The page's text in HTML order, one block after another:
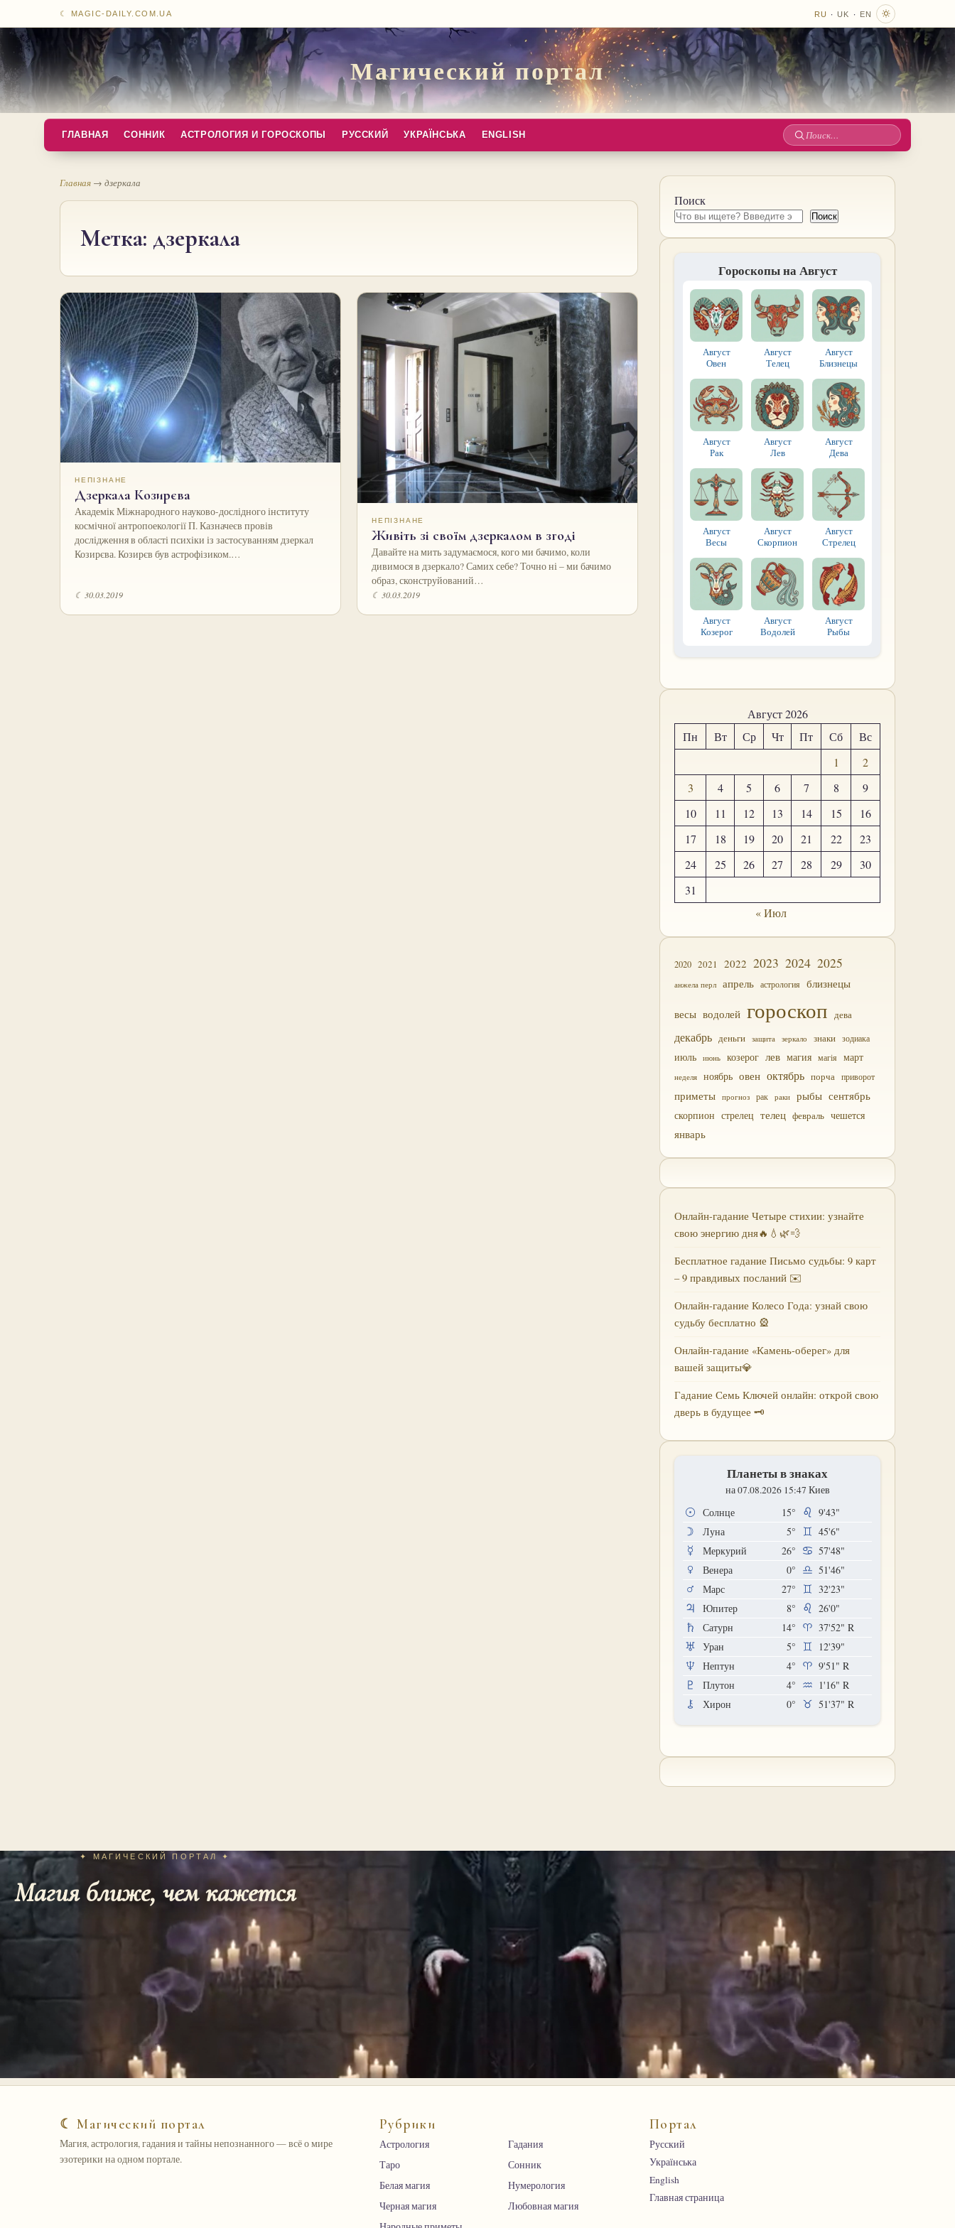
☾ MAGIC-DAILY.COM.UA RU · UK · EN
Магический портал
ГЛАВНАЯ СОННИК АСТРОЛОГИЯ И ГОРОСКОПЫ РУССКИЙ УКРАЇНСЬКА ENGLISH
Поиск
Главная → дзеркала
Метка: дзеркала
НЕПІЗНАНЕ
Дзеркала Козирєва
Академік Міжнародного науково-дослідного інституту
космічної антропоекології П. Казначеєв провів
дослідження в області психіки із застосуванням дзеркал
Козирєва. Козирєв був астрофізиком.…
☾ 30.03.2019
НЕПІЗНАНЕ
Живіть зі своїм дзеркалом в згоді
Давайте на мить задумаємося, кого ми бачимо, коли
дивимося в дзеркало? Самих себе? Точно ні – ми бачимо
образ, сконструйований…
☾ 30.03.2019
Поиск
Поиск
Гороскопы на Август
Август
Овен
Август
Телец
Август
Близнецы
Август
Рак
Август
Лев
Август
Дева
Август
Весы
Август
Скорпион
Август
Стрелец
Август
Козерог
Август
Водолей
Август
Рыбы
Август 2026
Пн
Вт Ср Чт Пт Сб
Вс
1
2
3
4 5 6 7 8
9
10
11 12 13 14 15
16
17
18 19 20 21 22
23
24
25 26 27 28 29
30
31
« Июл
2020 2021 2022 2023 2024 2025
анжела перл апрель астрология близнецы
весы водолей гороскоп дева
декабрь деньги защита зеркало знаки зодиака
июль июнь козерог лев магия магія март
неделя ноябрь овен октябрь порча приворот
приметы прогноз рак раки рыбы сентябрь
скорпион стрелец телец февраль чешется
январь
Онлайн-гадание Четыре стихии: узнайте
свою энергию дня🔥💧🌿💨
Бесплатное гадание Письмо судьбы: 9 карт
– 9 правдивых посланий ✉️
Онлайн-гадание Колесо Года: узнай свою
судьбу бесплатно 🎡
Онлайн-гадание «Камень-оберег» для
вашей защиты💎
Гадание Семь Ключей онлайн: открой свою
дверь в будущее 🗝
Планеты в знаках
на 07.08.2026 15:47 Киев
Солнце 15°
9'43"
Луна
5°
45'6"
Меркурий
26°
57'48"
Венера
0°
51'46"
Марс
27°
32'23"
Юпитер
8°
26'0"
Сатурн
14° 37'52" R
Уран
5°
12'39"
Нептун
4° 9'51" R
Плутон
4° 1'16" R
Хирон
0° 51'37" R
✦ МАГИЧЕСКИЙ ПОРТАЛ ✦
Магия ближе, чем кажется
☾ Магический портал
Магия, астрология, гадания и тайны непознанного — всё о мире
эзотерики на одном портале.
Рубрики
Астрология
Гадания
Таро
Сонник
Белая магия
Нумерология
Черная магия
Любовная магия
Портал
Русский
Українська
English
Главная страница